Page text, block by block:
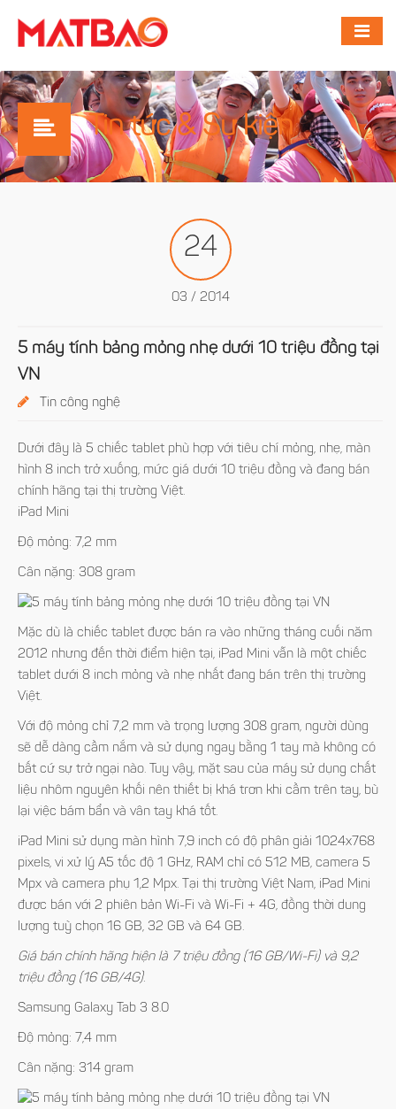
Tin tức & Sự kiện
24
03 / 2014
5 máy tính bảng mỏng nhẹ dưới 10 triệu đồng tại
VN
Tin công nghệ
Dưới đây là 5 chiếc tablet phù hợp với tiêu chí mỏng, nhẹ, màn
hình 8 inch trở xuống, mức giá dưới 10 triệu đồng và đang bán
chính hãng tại thị trường Việt.
iPad Mini
Độ mỏng: 7,2 mm
Cân nặng: 308 gram
Mặc dù là chiếc tablet được bán ra vào những tháng cuối năm
2012 nhưng đến thời điểm hiện tại, iPad Mini vẫn là một chiếc
tablet dưới 8 inch mỏng và nhẹ nhất đang bán trên thị trường
Việt.
Với độ mỏng chỉ 7,2 mm và trọng lượng 308 gram, người dùng
sẽ dễ dàng cầm nắm và sử dụng ngay bằng 1 tay mà không có
bất cứ sự trở ngại nào. Tuy vậy, mặt sau của máy sử dụng chất
liệu nhôm nguyên khối nên thiết bị khá trơn khi cầm trên tay, bù
lại việc bám bẩn và vân tay khá tốt.
iPad Mini sử dụng màn hình 7,9 inch có độ phân giải 1024x768
pixels, vi xử lý A5 tốc độ 1 GHz, RAM chỉ có 512 MB, camera 5
Mpx và camera phụ 1,2 Mpx. Tại thị trường Việt Nam, iPad Mini
được bán với 2 phiên bản Wi-Fi và Wi-Fi + 4G, đồng thời dung
lượng tuỳ chọn 16 GB, 32 GB và 64 GB.
Giá bán chính hãng hiện là 7 triệu đồng (16 GB/Wi-Fi) và 9,2
triệu đồng (16 GB/4G).
Samsung Galaxy Tab 3 8.0
Độ mỏng: 7,4 mm
Cân nặng: 314 gram